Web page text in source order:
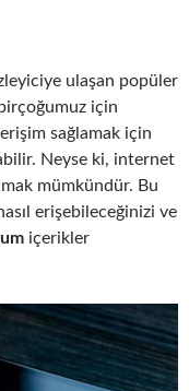
ulaşan popüler
için
sağlamak için
Neyse ki, internet
mümkündür. Bu
erişebileceğinizi ve
içerikler